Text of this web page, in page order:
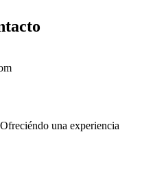
una experiencia